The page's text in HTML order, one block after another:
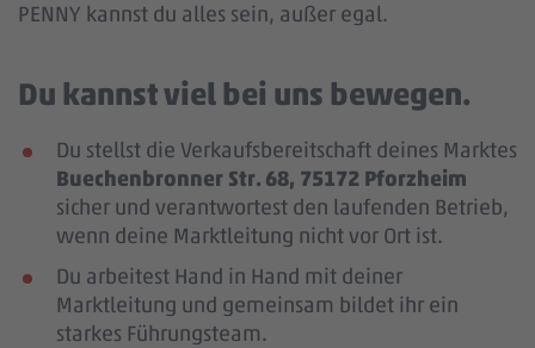
PENNY kannst du alles sein, außer egal.
Du kannst viel bei uns bewegen.
Du stellst die Verkaufsbereitschaft deines Marktes
Buechenbronner Str. 68, 75172 Pforzheim
sicher und verantwortest den laufenden Betrieb,
wenn deine Marktleitung nicht vor Ort ist.
Du arbeitest Hand in Hand mit deiner
Marktleitung und gemeinsam bildet ihr ein
starkes Führungsteam.